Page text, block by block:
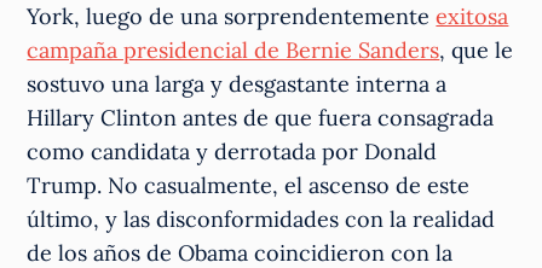
York, luego de una sorprendentementeexitosa
campaña presidencial de Bernie Sanders, que le
sostuvo una larga y desgastante interna a
Hillary Clinton antes de que fuera consagrada
como candidata y derrotada por Donald
Trump. No casualmente, el ascenso de este
último, y las disconformidades con la realidad
de los años de Obama coincidieron con la